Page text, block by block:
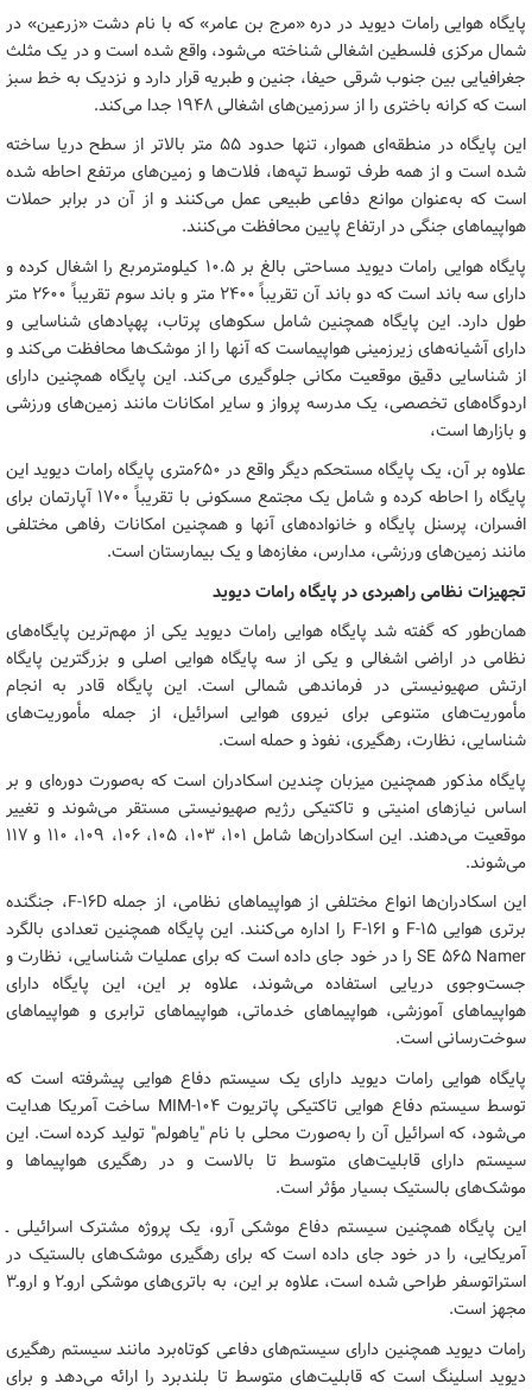
پایگاه هوایی رامات دیوید در دره «مرج بن عامر» که با نام دشت «زرعین» در
شمال مرکزی فلسطین اشغالی شناخته می‌شود، واقع شده است و در یک مثلث
جغرافیایی بین جنوب شرقی حیفا، جنین و طبریه قرار دارد و نزدیک به خط سبز
است که کرانه باختری را از سرزمین‌های اشغالی ۱۹۴۸ جدا می‌کند.
این پایگاه در منطقه‌ای هموار، تنها حدود ۵۵ متر بالاتر از سطح دریا ساخته
شده است و از همه طرف توسط تپه‌ها، فلات‌ها و زمین‌های مرتفع احاطه شده
است که به‌عنوان موانع دفاعی طبیعی عمل می‌کنند و از آن در برابر حملات
هواپیماهای جنگی در ارتفاع پایین محافظت می‌کنند.
پایگاه هوایی رامات دیوید مساحتی بالغ بر ۱۰.۵ کیلومترمربع را اشغال کرده و
دارای سه باند است که دو باند آن تقریباً ۲۴۰۰ متر و باند سوم تقریباً ۲۶۰۰ متر
طول دارد. این پایگاه همچنین شامل سکوهای پرتاب، پهپادهای شناسایی و
دارای آشیانه‌های زیرزمینی هواپیماست که آنها را از موشک‌ها محافظت می‌کند و
از شناسایی دقیق موقعیت مکانی جلوگیری می‌کند. این پایگاه همچنین دارای
اردوگاه‌های تخصصی، یک مدرسه پرواز و سایر امکانات مانند زمین‌های ورزشی
و بازارها است،
علاوه بر آن، یک پایگاه مستحکم دیگر واقع در ۶۵۰متری پایگاه رامات دیوید این
پایگاه را احاطه کرده و شامل یک مجتمع مسکونی با تقریباً ۱۷۰۰ آپارتمان برای
افسران، پرسنل پایگاه و خانواده‌های آنها و همچنین امکانات رفاهی مختلفی
مانند زمین‌های ورزشی، مدارس، مغازه‌ها و یک بیمارستان است.
تجهیزات نظامی راهبردی در پایگاه رامات دیوید
همان‌طور که گفته شد پایگاه هوایی رامات دیوید یکی از مهم‌ترین پایگاه‌های
نظامی در اراضی اشغالی و یکی از سه پایگاه هوایی اصلی و بزرگترین پایگاه
ارتش صهیونیستی در فرماندهی شمالی است. این پایگاه قادر به انجام
مأموریت‌های متنوعی برای نیروی هوایی اسرائیل، از جمله مأموریت‌های
شناسایی، نظارت، رهگیری، نفوذ و حمله است.
پایگاه مذکور همچنین میزبان چندین اسکادران است که به‌صورت دوره‌ای و بر
اساس نیازهای امنیتی و تاکتیکی رژیم صهیونیستی مستقر می‌شوند و تغییر
موقعیت می‌دهند. این اسکادران‌ها شامل ۱۰۱، ۱۰۳، ۱۰۵، ۱۰۶، ۱۰۹، ۱۱۰ و ۱۱۷
می‌شوند.
این اسکادران‌ها انواع مختلفی از هواپیماهای نظامی، از جمله F-۱۶D، جنگنده
برتری هوایی F-۱۵ و F-۱۶I را اداره می‌کنند. این پایگاه همچنین تعدادی بالگرد
SE ۵۶۵ Namer را در خود جای داده است که برای عملیات شناسایی، نظارت و
جست‌وجوی دریایی استفاده می‌شوند، علاوه بر این، این پایگاه دارای
هواپیماهای آموزشی، هواپیماهای خدماتی، هواپیماهای ترابری و هواپیماهای
سوخت‌رسانی است.
پایگاه هوایی رامات دیوید دارای یک سیستم دفاع هوایی پیشرفته است که
توسط سیستم دفاع هوایی تاکتیکی پاتریوت MIM-۱۰۴ ساخت آمریکا هدایت
می‌شود، که اسرائیل آن را به‌صورت محلی با نام "یاهولم" تولید کرده است. این
سیستم دارای قابلیت‌های متوسط تا بالاست و در رهگیری هواپیماها و
موشک‌های بالستیک بسیار مؤثر است.
این پایگاه همچنین سیستم دفاع موشکی آرو، یک پروژه مشترک اسرائیلی ـ
آمریکایی، را در خود جای داده است که برای رهگیری موشک‌های بالستیک در
استراتوسفر طراحی شده است، علاوه بر این، به باتری‌های موشکی اروـ‌۲ و اروـ‌۳
مجهز است.
رامات دیوید همچنین دارای سیستم‌های دفاعی کوتاه‌برد مانند سیستم رهگیری
دیوید اسلینگ است که قابلیت‌های متوسط تا بلندبرد را ارائه می‌دهد و برای